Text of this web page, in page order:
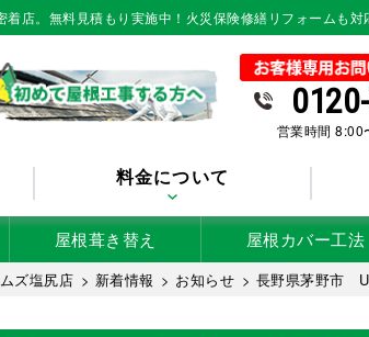
店。無料見積もり実施中！火災保険修繕リフォームも
営業時間 8:00
料金について
屋根葺き替え 屋根カバー工法
ズ塩尻店 > 新着情報 > お知らせ > 長野県茅野市 U